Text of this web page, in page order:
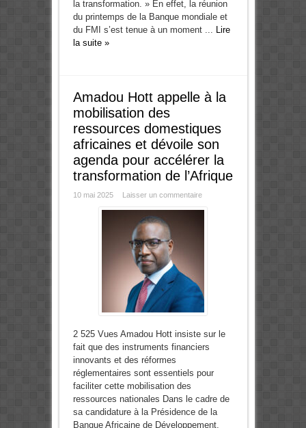
la transformation. » En effet, la réunion
du printemps de la Banque mondiale et
du FMI s’est tenue à un moment ... Lire
la suite »
Amadou Hott appelle à la
mobilisation des
ressources domestiques
africaines et dévoile son
agenda pour accélérer la
transformation de l’Afrique
10 mai 2025 Laisser un commentaire
2 525 Vues Amadou Hott insiste sur le
fait que des instruments financiers
innovants et des réformes
réglementaires sont essentiels pour
faciliter cette mobilisation des
ressources nationales Dans le cadre de
sa candidature à la Présidence de la
Banque Africaine de Développement,